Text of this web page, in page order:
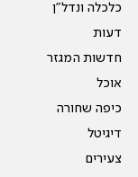
כלכלה ונדל"ן
דעות
חדשות המגזר
אוכל
כיפה שחורה
דיגיטל
צעירים